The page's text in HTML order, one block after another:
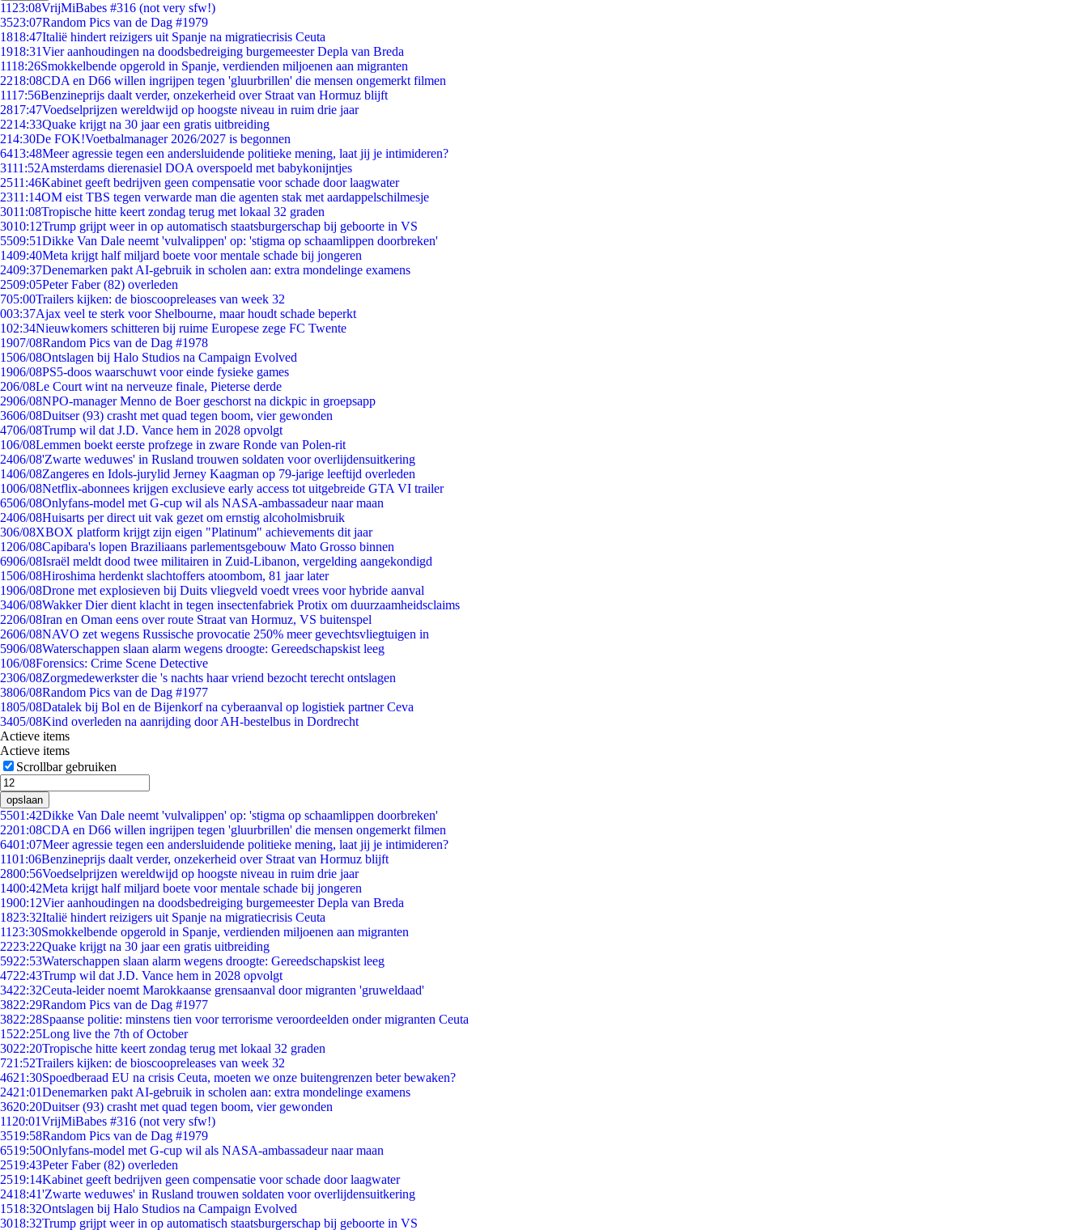
11 23:08VrijMiBabes #316 (not very sfw!)
3523:07Random Pics van de Dag #1979
1818:47Italië hindert reizigers uit Spanje na migratiecrisis Ceuta
1918:31Vier aanhoudingen na doodsbedreiging burgemeester Depla van Breda
1118:26Smokkelbende opgerold in Spanje, verdienden miljoenen aan migranten
2218:08CDA en D66 willen ingrijpen tegen 'gluurbrillen' die mensen ongemerkt filmen
1117:56Benzineprijs daalt verder, onzekerheid over Straat van Hormuz blijft
2817:47Voedselprijzen wereldwijd op hoogste niveau in ruim drie jaar
2214:33Quake krijgt na 30 jaar een gratis uitbreiding
214:30De FOK!Voetbalmanager 2026/2027 is begonnen
6413:48Meer agressie tegen een andersluidende politieke mening, laat jij je intimideren?
3111:52Amsterdams dierenasiel DOA overspoeld met babykonijntjes
2511:46Kabinet geeft bedrijven geen compensatie voor schade door laagwater
2311:14OM eist TBS tegen verwarde man die agenten stak met aardappelschilmesje
3011:08Tropische hitte keert zondag terug met lokaal 32 graden
3010:12Trump grijpt weer in op automatisch staatsburgerschap bij geboorte in VS
5509:51Dikke Van Dale neemt 'vulvalippen' op: 'stigma op schaamlippen doorbreken'
1409:40Meta krijgt half miljard boete voor mentale schade bij jongeren
2409:37Denemarken pakt AI-gebruik in scholen aan: extra mondelinge examens
2509:05Peter Faber (82) overleden
705:00Trailers kijken: de bioscoopreleases van week 32
003:37Ajax veel te sterk voor Shelbourne, maar houdt schade beperkt
102:34Nieuwkomers schitteren bij ruime Europese zege FC Twente
1907/08Random Pics van de Dag #1978
1506/08Ontslagen bij Halo Studios na Campaign Evolved
1906/08PS5-doos waarschuwt voor einde fysieke games
206/08Le Court wint na nerveuze finale, Pieterse derde
2906/08NPO-manager Menno de Boer geschorst na dickpic in groepsapp
3606/08Duitser (93) crasht met quad tegen boom, vier gewonden
4706/08Trump wil dat J.D. Vance hem in 2028 opvolgt
106/08Lemmen boekt eerste profzege in zware Ronde van Polen-rit
2406/08'Zwarte weduwes' in Rusland trouwen soldaten voor overlijdensuitkering
1406/08Zangeres en Idols-jurylid Jerney Kaagman op 79-jarige leeftijd overleden
1006/08Netflix-abonnees krijgen exclusieve early access tot uitgebreide GTA VI trailer
6506/08Onlyfans-model met G-cup wil als NASA-ambassadeur naar maan
2406/08Huisarts per direct uit vak gezet om ernstig alcoholmisbruik
306/08XBOX platform krijgt zijn eigen "Platinum" achievements dit jaar
1206/08Capibara's lopen Braziliaans parlementsgebouw Mato Grosso binnen
6906/08Israël meldt dood twee militairen in Zuid-Libanon, vergelding aangekondigd
1506/08Hiroshima herdenkt slachtoffers atoombom, 81 jaar later
1906/08Drone met explosieven bij Duits vliegveld voedt vrees voor hybride aanval
3406/08Wakker Dier dient klacht in tegen insectenfabriek Protix om duurzaamheidsclaims
2206/08Iran en Oman eens over route Straat van Hormuz, VS buitenspel
2606/08NAVO zet wegens Russische provocatie 250% meer gevechtsvliegtuigen in
5906/08Waterschappen slaan alarm wegens droogte: Gereedschapskist leeg
106/08Forensics: Crime Scene Detective
2306/08Zorgmedewerkster die 's nachts haar vriend bezocht terecht ontslagen
3806/08Random Pics van de Dag #1977
1805/08Datalek bij Bol en de Bijenkorf na cyberaanval op logistiek partner Ceva
3405/08Kind overleden na aanrijding door AH-bestelbus in Dordrecht
Actieve items
Actieve items
Scrollbar gebruiken
opslaan
5501:42Dikke Van Dale neemt 'vulvalippen' op: 'stigma op schaamlippen doorbreken'
2201:08CDA en D66 willen ingrijpen tegen 'gluurbrillen' die mensen ongemerkt filmen
6401:07Meer agressie tegen een andersluidende politieke mening, laat jij je intimideren?
1101:06Benzineprijs daalt verder, onzekerheid over Straat van Hormuz blijft
2800:56Voedselprijzen wereldwijd op hoogste niveau in ruim drie jaar
1400:42Meta krijgt half miljard boete voor mentale schade bij jongeren
1900:12Vier aanhoudingen na doodsbedreiging burgemeester Depla van Breda
1823:32Italië hindert reizigers uit Spanje na migratiecrisis Ceuta
11 23:30Smokkelbende opgerold in Spanje, verdienden miljoenen aan migranten
2223:22Quake krijgt na 30 jaar een gratis uitbreiding
5922:53Waterschappen slaan alarm wegens droogte: Gereedschapskist leeg
4722:43Trump wil dat J.D. Vance hem in 2028 opvolgt
3422:32Ceuta-leider noemt Marokkaanse grensaanval door migranten 'gruweldaad'
3822:29Random Pics van de Dag #1977
3822:28Spaanse politie: minstens tien voor terrorisme veroordeelden onder migranten Ceuta
1522:25Long live the 7th of October
3022:20Tropische hitte keert zondag terug met lokaal 32 graden
721:52Trailers kijken: de bioscoopreleases van week 32
4621:30Spoedberaad EU na crisis Ceuta, moeten we onze buitengrenzen beter bewaken?
2421:01Denemarken pakt AI-gebruik in scholen aan: extra mondelinge examens
3620:20Duitser (93) crasht met quad tegen boom, vier gewonden
11 20:01VrijMiBabes #316 (not very sfw!)
3519:58Random Pics van de Dag #1979
6519:50Onlyfans-model met G-cup wil als NASA-ambassadeur naar maan
2519:43Peter Faber (82) overleden
2519:14Kabinet geeft bedrijven geen compensatie voor schade door laagwater
2418:41'Zwarte weduwes' in Rusland trouwen soldaten voor overlijdensuitkering
1518:32Ontslagen bij Halo Studios na Campaign Evolved
3018:32Trump grijpt weer in op automatisch staatsburgerschap bij geboorte in VS